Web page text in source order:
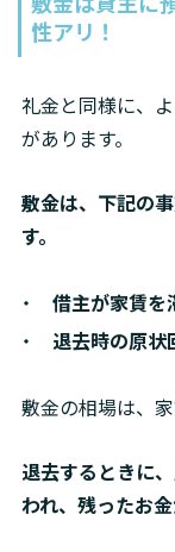
性アリ！
礼金と同様に、
があります。
敷金は、下記の
す。
借主が家賃を
退去時の原状
敷金の相場は、
退去するときに
われ、残ったお